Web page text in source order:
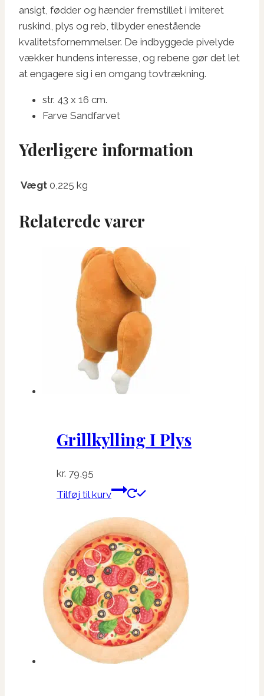
ansigt, fødder og hænder fremstillet i imiteret
ruskind, plys og reb, tilbyder enestående
kvalitetsfornemmelser. De indbyggede pivelyde
vækker hundens interesse, og rebene gør det let
at engagere sig i en omgang tovtrækning.
str. 43 x 16 cm.
Farve Sandfarvet
Yderligere information
Vægt 0,225 kg
Relaterede varer
Grillkylling I Plys
kr. 79,95
Tilføj til kurv